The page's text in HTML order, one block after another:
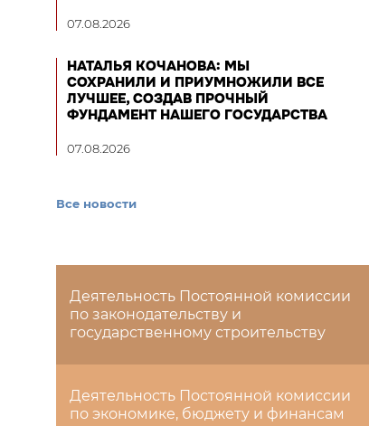
07.08.2026
НАТАЛЬЯ КОЧАНОВА: МЫ
СОХРАНИЛИ И ПРИУМНОЖИЛИ ВСЕ
ЛУЧШЕЕ, СОЗДАВ ПРОЧНЫЙ
ФУНДАМЕНТ НАШЕГО ГОСУДАРСТВА
07.08.2026
Все новости
Деятельность Постоянной комиссии
по законодательству и
государственному строительству
Деятельность Постоянной комиссии
по экономике, бюджету и финансам